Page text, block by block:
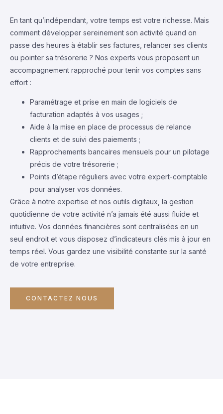
En tant qu’indépendant, votre temps est votre richesse. Mais
comment développer sereinement son activité quand on
passe des heures à établir ses factures, relancer ses clients
ou pointer sa trésorerie ? Nos experts vous proposent un
accompagnement rapproché pour tenir vos comptes sans
effort :
Paramétrage et prise en main de logiciels de
facturation adaptés à vos usages ;
Aide à la mise en place de processus de relance
clients et de suivi des paiements ;
Rapprochements bancaires mensuels pour un pilotage
précis de votre trésorerie ;
Points d’étape réguliers avec votre expert-comptable
pour analyser vos données.
Grâce à notre expertise et nos outils digitaux, la gestion
quotidienne de votre activité n’a jamais été aussi fluide et
intuitive. Vos données financières sont centralisées en un
seul endroit et vous disposez d’indicateurs clés mis à jour en
temps réel. Vous gardez une visibilité constante sur la santé
de votre entreprise.
CONTACTEZ NOUS